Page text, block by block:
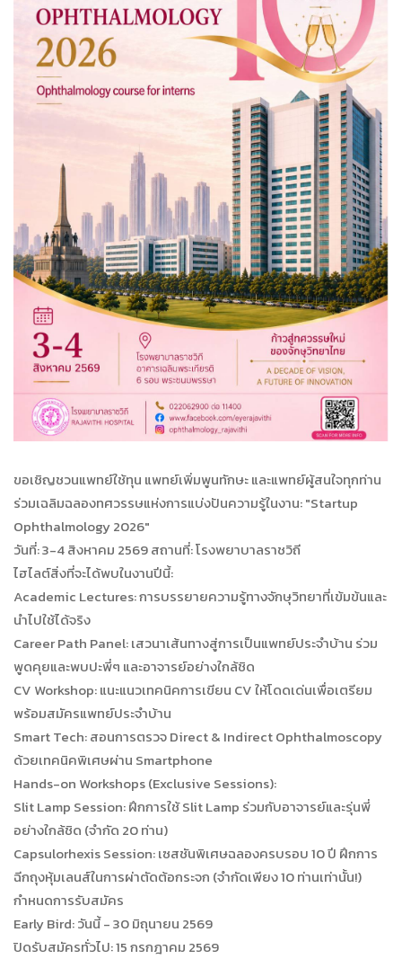
ขอเชิญชวนแพทย์ใช้ทุน แพทย์เพิ่มพูนทักษะ และแพทย์ผู้สนใจทุกท่าน
ร่วมเฉลิมฉลองทศวรรษแห่งการแบ่งปันความรู้ในงาน: "Startup
Ophthalmology 2026"
วันที่: 3-4 สิงหาคม 2569 สถานที่: โรงพยาบาลราชวิถี
ไฮไลต์สิ่งที่จะได้พบในงานปีนี้:
Academic Lectures: การบรรยายความรู้ทางจักษุวิทยาที่เข้มข้นและ
นำไปใช้ได้จริง
Career Path Panel: เสวนาเส้นทางสู่การเป็นแพทย์ประจำบ้าน ร่วม
พูดคุยและพบปะพี่ๆ และอาจารย์อย่างใกล้ชิด
CV Workshop: แนะแนวเทคนิคการเขียน CV ให้โดดเด่นเพื่อเตรียม
พร้อมสมัครแพทย์ประจำบ้าน
Smart Tech: สอนการตรวจ Direct & Indirect Ophthalmoscopy
ด้วยเทคนิคพิเศษผ่าน Smartphone
Hands-on Workshops (Exclusive Sessions):
Slit Lamp Session: ฝึกการใช้ Slit Lamp ร่วมกับอาจารย์และรุ่นพี่
อย่างใกล้ชิด (จำกัด 20 ท่าน)
Capsulorhexis Session: เซสชันพิเศษฉลองครบรอบ 10 ปี ฝึกการ
ฉีกถุงหุ้มเลนส์ในการผ่าตัดต้อกระจก (จำกัดเพียง 10 ท่านเท่านั้น!)
กำหนดการรับสมัคร
Early Bird: วันนี้ - 30 มิถุนายน 2569
ปิดรับสมัครทั่วไป: 15 กรกฎาคม 2569